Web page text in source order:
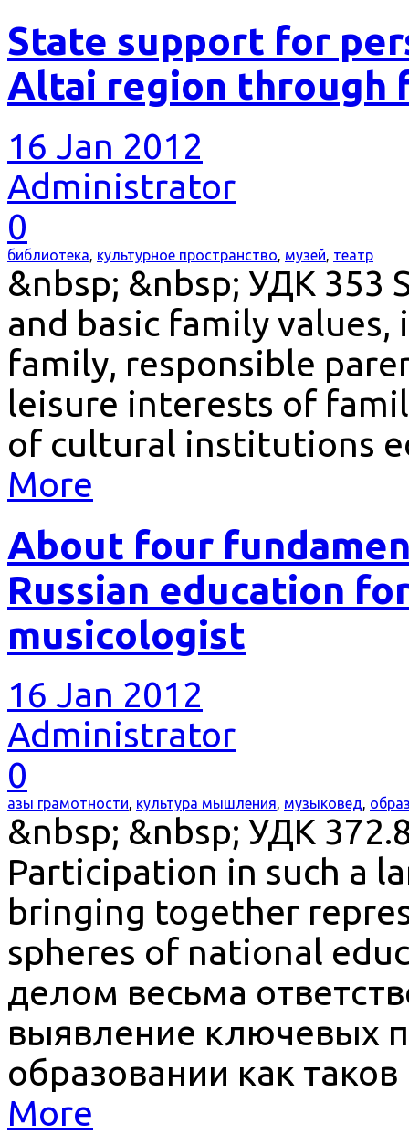
State support for
Altai region through
16 Jan 2012
Administrator
0
библиотека культурное пространство музей театр
&nbsp; &nbsp; УДК
and basic family
family, responsible
leisure interests of
of cultural institutions
More
About four
Russian education
musicologist
16 Jan 2012
Administrator
0
азы грамотности, культура мышления, музыковед,
&nbsp; &nbsp; УДК
Participation in such a
bringing together
spheres of national
делом весьма
выявление ключевых
образовании как таков
More